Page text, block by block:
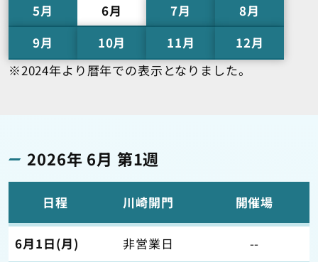
5月
6月 7月
8月
9月
10月 11月
12月
※2024年より暦年での表示となりました。
2026年 6月 第1週
日程 川崎開門 開催場
6月1日(月) 非営業日 --